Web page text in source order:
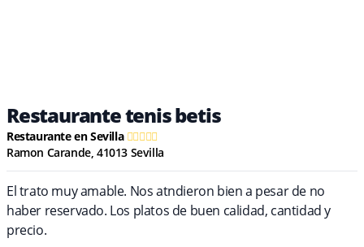
Restaurante tenis betis
Restaurante en Sevilla
Ramon Carande, 41013 Sevilla
El trato muy amable. Nos atndieron bien a pesar de no
haber reservado. Los platos de buen calidad, cantidad y
precio.